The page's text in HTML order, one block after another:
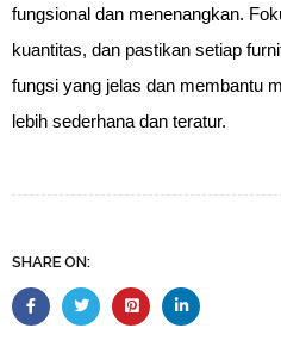
fungsional dan menenangkan.
kuantitas, dan pastikan setiap
fungsi yang jelas dan membantu
lebih sederhana dan teratur.
SHARE ON: